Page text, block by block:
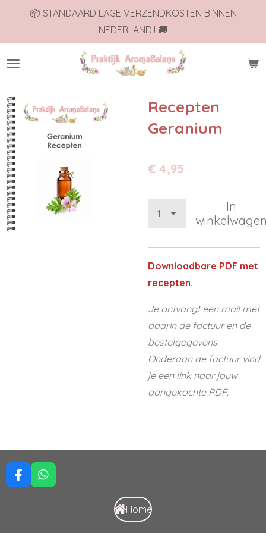
de
📦 STANDAARD LAGE VERZENDKOSTEN BINNEN
NEDERLAND!! 🚚
Recepten
Geranium
€ 4,95
In
Downloadbare PDF met
recepten.
Je ontvangt een mail met
daarin de factuur en de
bestelgegevens.
Onderaan de factuur vind
je een link naar jouw
aangekochte PDF.
F
a
W
h
Home